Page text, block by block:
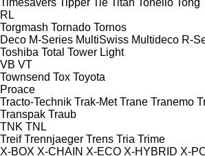
RL
Torgmash Tornado Tornos
Deco M-Series MultiSwiss Multideco R-
Toshiba Total Tower Light
VB VT
Townsend Tox Toyota
Proace
Tracto-Technik Trak-Met Trane Tranemo
Transpak Traub
TNK TNL
Treif Trennjaeger Trens Tria Trime
X-BOX X-CHAIN X-ECO X-HYBRID X-